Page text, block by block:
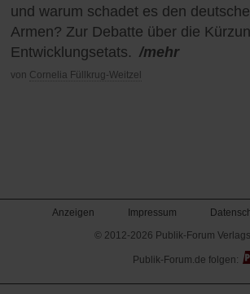
und warum schadet es den
Armen? Zur Debatte über die
Entwicklungsetats. /mehr
von Cornelia Füllkrug-Weitzel
Anzeigen Impressum
© 2012-2026 Publik-Forum
Publik-Forum.de folgen: